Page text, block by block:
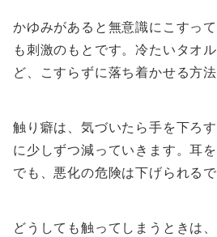
かゆみがあると無意識にこすっ
も刺激のもとです。冷たいタオ
ど、こすらずに落ち着かせる方
触り癖は、気づいたら手を下ろ
に少しずつ減っていきます。耳
でも、悪化の危険は下げられるで
どうしても触ってしまうときは